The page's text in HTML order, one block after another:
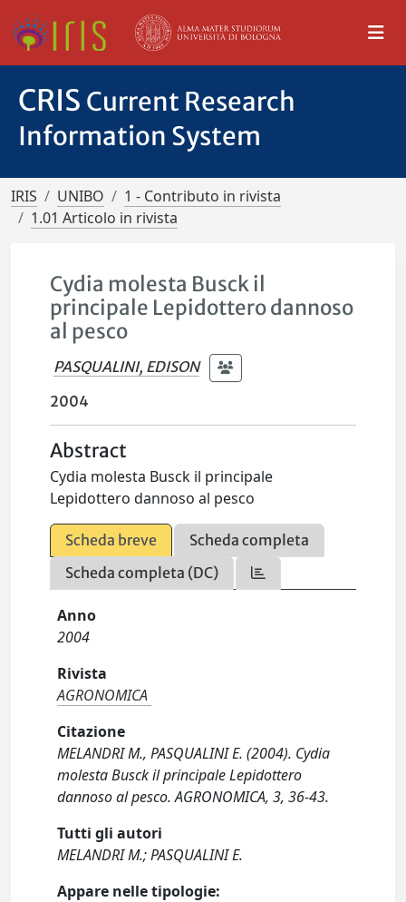
CRIS Current Research
Information System
IRIS UNIBO
1 - Contributo in rivista
1.01 Articolo in rivista
Cydia molesta Busck il
principale Lepidottero dannoso
al pesco
PASQUALINI, EDISON
2004
Abstract
Cydia molesta Busck il principale
Lepidottero dannoso al pesco
Scheda breve
Scheda completa
Scheda completa (DC)
Anno
2004
Rivista
AGRONOMICA
Citazione
MELANDRI M., PASQUALINI E. (2004). Cydia
molesta Busck il principale Lepidottero
dannoso al pesco. AGRONOMICA, 3, 36-43.
Tutti gli autori
MELANDRI M.; PASQUALINI E.
Appare nelle tipologie: